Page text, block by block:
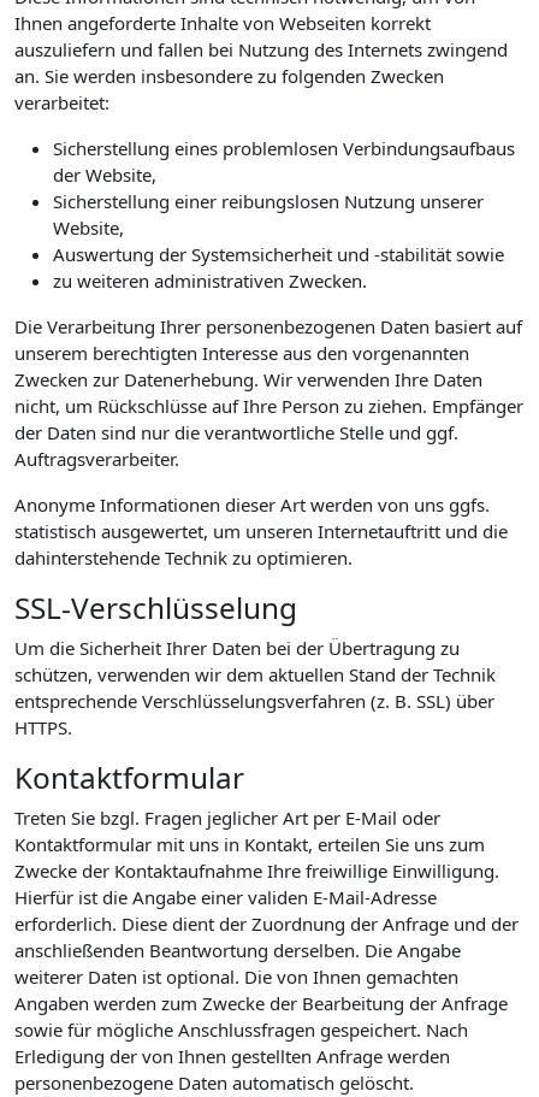
Ihnen angeforderte Inhalte von Webseiten korrekt
auszuliefern und fallen bei Nutzung des Internets zwingend
an. Sie werden insbesondere zu folgenden Zwecken
verarbeitet:
Sicherstellung eines problemlosen Verbindungsaufbaus
der Website,
Sicherstellung einer reibungslosen Nutzung unserer
Website,
Auswertung der Systemsicherheit und -stabilität sowie
zu weiteren administrativen Zwecken.
Die Verarbeitung Ihrer personenbezogenen Daten basiert auf
unserem berechtigten Interesse aus den vorgenannten
Zwecken zur Datenerhebung. Wir verwenden Ihre Daten
nicht, um Rückschlüsse auf Ihre Person zu ziehen. Empfänger
der Daten sind nur die verantwortliche Stelle und ggf.
Auftragsverarbeiter.
Anonyme Informationen dieser Art werden von uns ggfs.
statistisch ausgewertet, um unseren Internetauftritt und die
dahinterstehende Technik zu optimieren.
SSL-Verschlüsselung
Um die Sicherheit Ihrer Daten bei der Übertragung zu
schützen, verwenden wir dem aktuellen Stand der Technik
entsprechende Verschlüsselungsverfahren (z. B. SSL) über
HTTPS.
Kontaktformular
Treten Sie bzgl. Fragen jeglicher Art per E-Mail oder
Kontaktformular mit uns in Kontakt, erteilen Sie uns zum
Zwecke der Kontaktaufnahme Ihre freiwillige Einwilligung.
Hierfür ist die Angabe einer validen E-Mail-Adresse
erforderlich. Diese dient der Zuordnung der Anfrage und der
anschließenden Beantwortung derselben. Die Angabe
weiterer Daten ist optional. Die von Ihnen gemachten
Angaben werden zum Zwecke der Bearbeitung der Anfrage
sowie für mögliche Anschlussfragen gespeichert. Nach
Erledigung der von Ihnen gestellten Anfrage werden
personenbezogene Daten automatisch gelöscht.